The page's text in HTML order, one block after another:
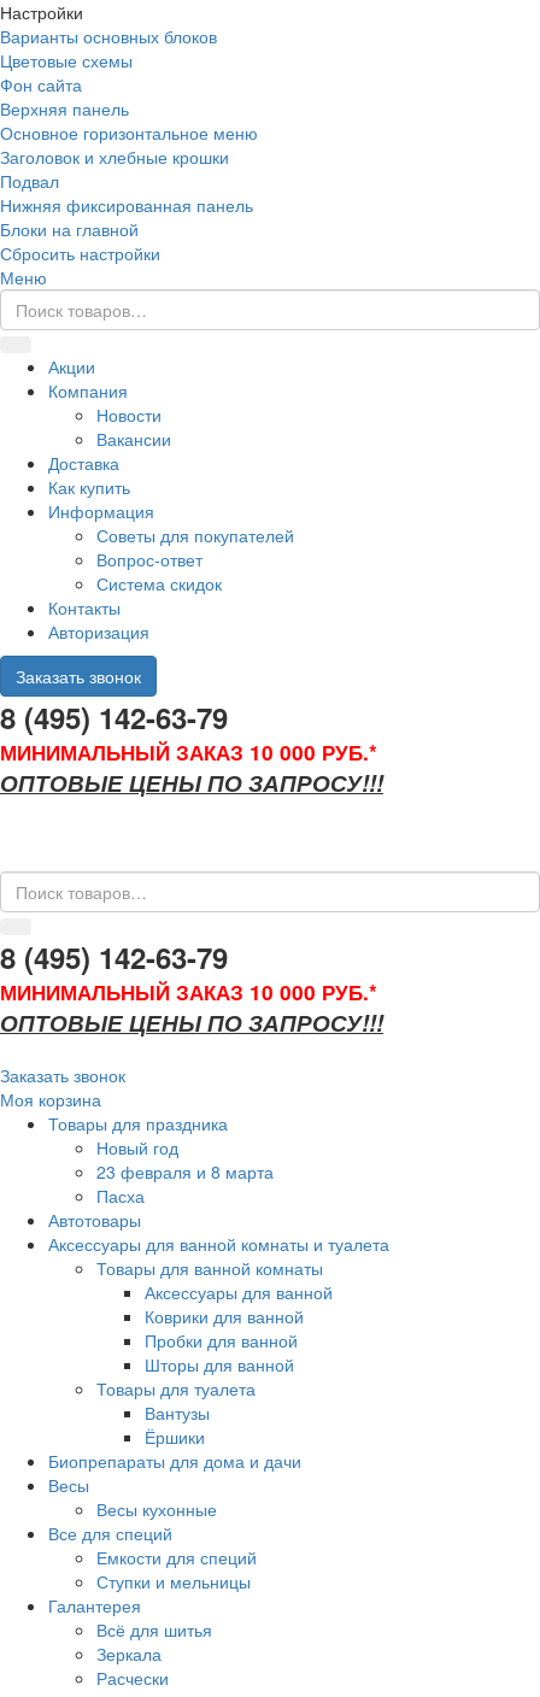
Настройки
Варианты основных блоков
Цветовые схемы
Фон сайта
Верхняя панель
Основное горизонтальное меню
Заголовок и хлебные крошки
Подвал
Нижняя фиксированная панель
Блоки на главной
Сбросить настройки
Меню
Акции
Компания
Новости
Вакансии
Доставка
Как купить
Информация
Советы для покупателей
Вопрос-ответ
Система скидок
Контакты
Авторизация
Заказать звонок
8 (495) 142-63-79
МИНИМАЛЬНЫЙ ЗАКАЗ 10 000 РУБ.*
ОПТОВЫЕ ЦЕНЫ ПО ЗАПРОСУ!!!
8 (495) 142-63-79
МИНИМАЛЬНЫЙ ЗАКАЗ 10 000 РУБ.*
ОПТОВЫЕ ЦЕНЫ ПО ЗАПРОСУ!!!
Заказать звонок
Моя корзина
Товары для праздника
Новый год
23 февраля и 8 марта
Пасха
Автотовары
Аксессуары для ванной комнаты и туалета
Товары для ванной комнаты
Аксессуары для ванной
Коврики для ванной
Пробки для ванной
Шторы для ванной
Товары для туалета
Вантузы
Ёршики
Биопрепараты для дома и дачи
Весы
Весы кухонные
Все для специй
Емкости для специй
Ступки и мельницы
Галантерея
Всё для шитья
Зеркала
Расчески